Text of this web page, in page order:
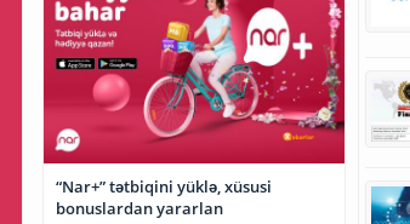
“Nar+” tətbiqini yüklə, xüsusi
bonuslardan yararlan